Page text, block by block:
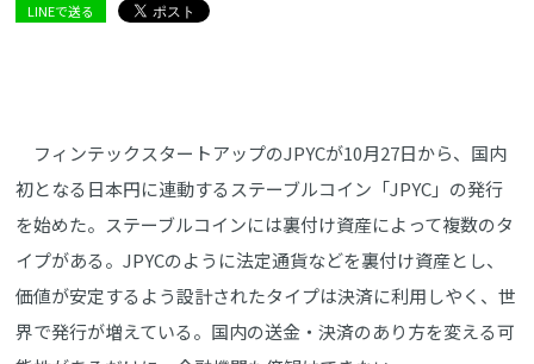
LINEで送る
フィンテックスタートアップのJPYCが10月27日から、国内
初となる日本円に連動するステーブルコイン「JPYC」の発行
を始めた。ステーブルコインには裏付け資産によって複数のタ
イプがある。JPYCのように法定通貨などを裏付け資産とし、
価値が安定するよう設計されたタイプは決済に利用しやく、世
界で発行が増えている。国内の送金・決済のあり方を変える可